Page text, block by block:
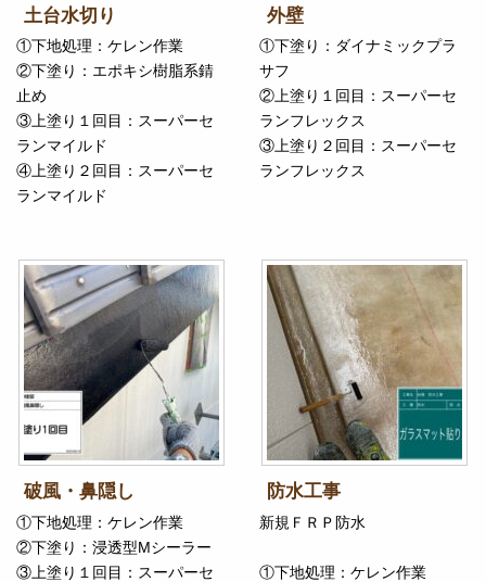
土台水切り
①下地処理：ケレン作業
②下塗り：エポキシ樹脂系錆
止め
③上塗り１回目：スーパーセ
ランマイルド
④上塗り２回目：スーパーセ
ランマイルド
外壁
①下塗り：ダイナミックプラ
サフ
②上塗り１回目：スーパーセ
ランフレックス
③上塗り２回目：スーパーセ
ランフレックス
破風・鼻隠し
①下地処理：ケレン作業
②下塗り：浸透型Mシーラー
③上塗り１回目：スーパーセ
防水工事
新規ＦＲＰ防水
①下地処理：ケレン作業